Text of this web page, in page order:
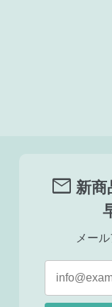
mail 新
メー